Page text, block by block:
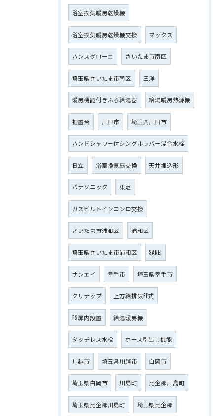
浴室換気暖房乾燥機
浴室換気暖房乾燥機交換 マックス
ハンスグローエ さいたま市南区
埼玉県さいたま市南区 三洋
暖房機能付きふろ給湯器 給湯暖房熱源機
据置台 川口市 埼玉県川口市
ハンドシャワー付シングルレバー混合水栓
日立 浴室換気扇交換 天井埋込形
パナソニック 東芝
ガスビルトインコンロ交換
さいたま市浦和区 浦和区
埼玉県さいたま市浦和区 SANEI
サンエイ 幸手市 埼玉県幸手市
クリナップ 上方給排気FF式
PS扉内設置 給湯暖房機
タッチレス水栓 ホース引出し機能
川越市 埼玉県川越市 白岡市
埼玉県白岡市 川島町 比企郡川島町
埼玉県比企郡川島町 埼玉県比企郡